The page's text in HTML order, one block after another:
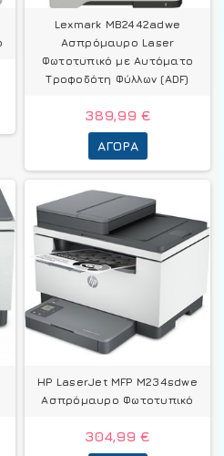
Lexmark MB2442adwe
Ασπρόμαυρο Laser
Φωτοτυπικό με Αυτόματο
Τροφοδότη Φύλλων (ADF)
389,99 €
ΑΓΟΡΆ
HP LaserJet MFP M234sdwe
Ασπρόμαυρο Φωτοτυπικό
304,99 €